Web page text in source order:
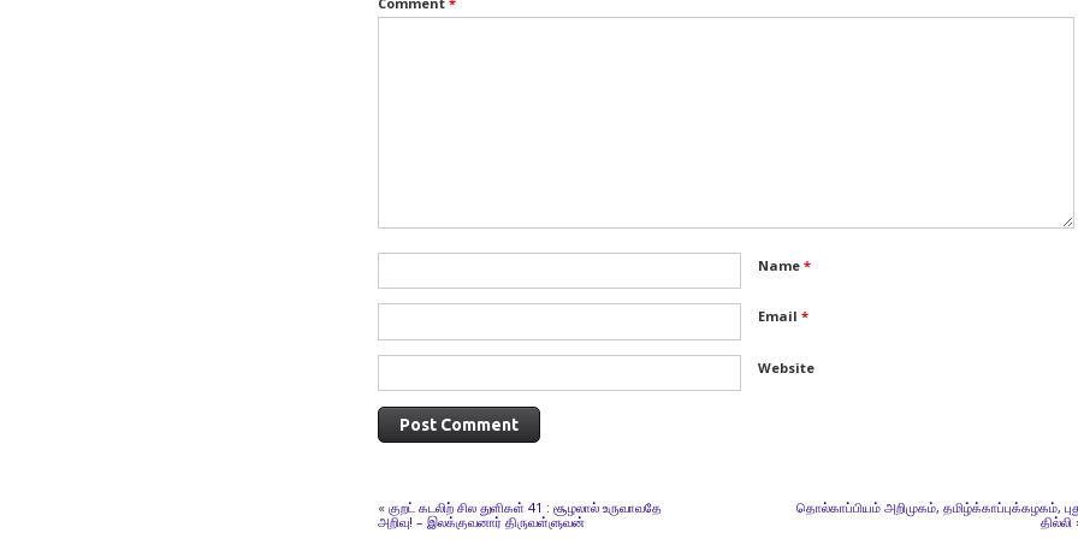
Name *
Email *
Website
« குறட் கடலிற் சில துளிகள் 41 : சூழலால் உருவாவதே
அறிவு! – இலக்குவனார் திருவள்ளுவன்
தொல்காப்பியம் அறிமுகம், தமிழ்க்காப்புக்கழகம்,
தில்லி